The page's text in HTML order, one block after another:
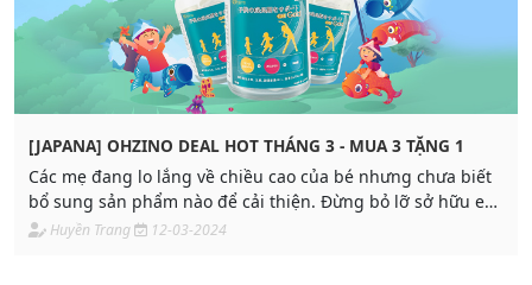
[JAPANA] OHZINO DEAL HOT THÁNG 3 - MUA 3 TẶNG 1
Các mẹ đang lo lắng về chiều cao của bé nhưng chưa biết
bổ sung sản phẩm nào để cải thiện. Đừng bỏ lỡ sở hữu em
GH GOLD tại Siêu thị Japana.
Huyền Trang 12-03-2024